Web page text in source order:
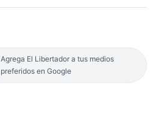
Agrega El Libertador a tus medios
preferidos en Google